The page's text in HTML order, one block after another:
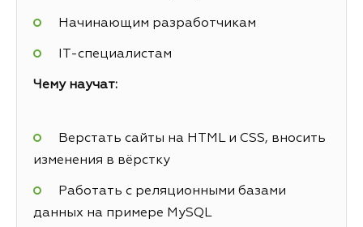
Начинающим разработчикам
IT-специалистам
Чему научат:
Верстать сайты на HTML и CSS, вносить
изменения в вёрстку
Работать с реляционными базами
данных на примере MySQL